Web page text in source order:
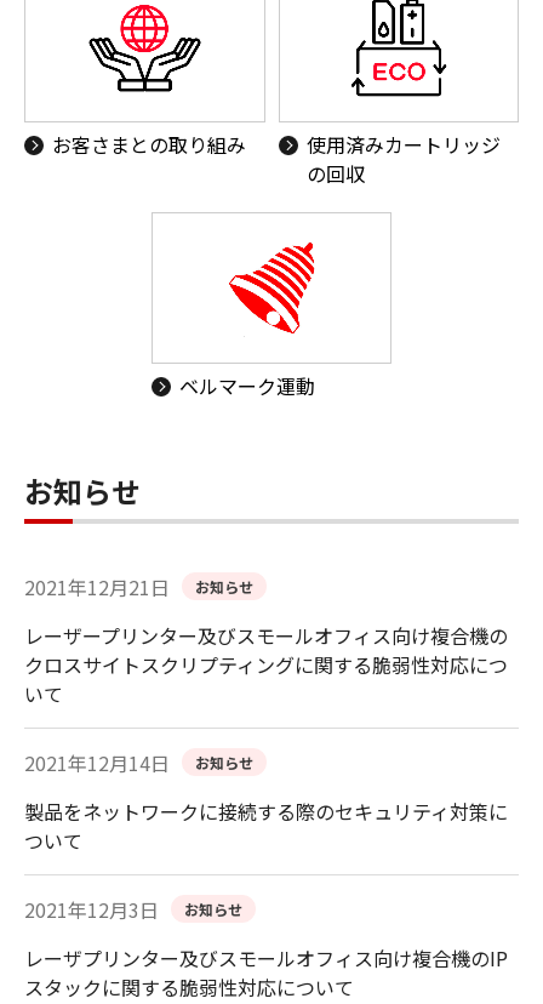
お客さまとの取り組み
使用済みカートリッジ
の回収
ベルマーク運動
お知らせ
2021年12月21日 お知らせ
レーザープリンター及びスモールオフィス向け複合機の
クロスサイトスクリプティングに関する脆弱性対応につ
いて
2021年12月14日 お知らせ
製品をネットワークに接続する際のセキュリティ対策に
ついて
2021年12月3日 お知らせ
レーザプリンター及びスモールオフィス向け複合機のIP
スタックに関する脆弱性対応について